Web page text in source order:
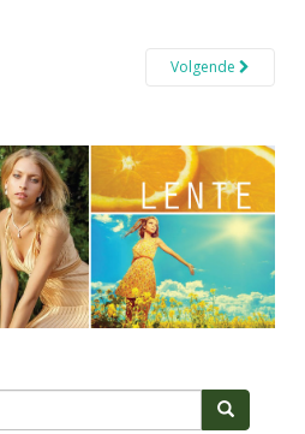
Volgende